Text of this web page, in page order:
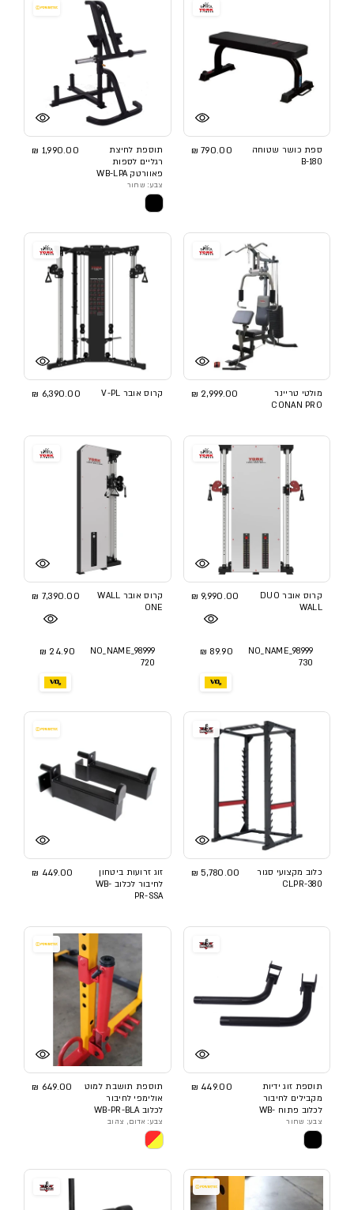
ספת כושר שטוחה
B-180
790.00 ₪
תוספת לחיצת
רגליים לספות
פאוורטק WB-LPA
1,990.00 ₪
צבע: שחור
מולטי טריינר
CONAN PRO
2,999.00 ₪ קרוס אובר V-PL 6,390.00 ₪
קרוס אובר DUO
WALL
9,990.00 ₪
קרוס אובר WALL
ONE
7,390.00 ₪
NO_NAME_98999
730
89.90 ₪
NO_NAME_98999
720
24.90 ₪
כלוב מקצועי סגור
CLPR-380
5,780.00 ₪
זוג זרועות ביטחון
לחיבור לכלוב WB-
PR-SSA
449.00 ₪
תוספת זוג ידיות
מקבילים לחיבור
לכלוב פתוח WB-
HR-DBA
449.00 ₪
צבע: שחור
תוספת תושבת למוט
אולימפי לחיבור
לכלוב WB-PR-BLA
649.00 ₪
צבע: אדום, צהוב